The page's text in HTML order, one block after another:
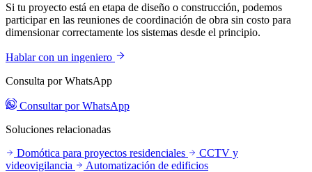
Si tu proyecto está en etapa de diseño o construcción, podemos
participar en las reuniones de coordinación de obra sin costo para
dimensionar correctamente los sistemas desde el principio.
Hablar con un ingeniero
Consulta por WhatsApp
Consultar por WhatsApp
Soluciones relacionadas
Domótica para proyectos residenciales
CCTV y
videovigilancia
Automatización de edificios